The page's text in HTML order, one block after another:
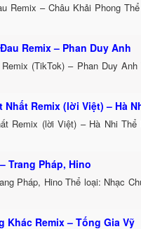
Remix – Châu Khải Phong
Remix – Phan Duy Anh
(TikTok) – Phan Duy
Remix (lời Việt) – Hà
Remix (lời Việt) – Hà Nhi
Trang Pháp, Hino
Pháp, Hino Thể loại: Nhạc
Khác Remix – Tống Gia Vỹ